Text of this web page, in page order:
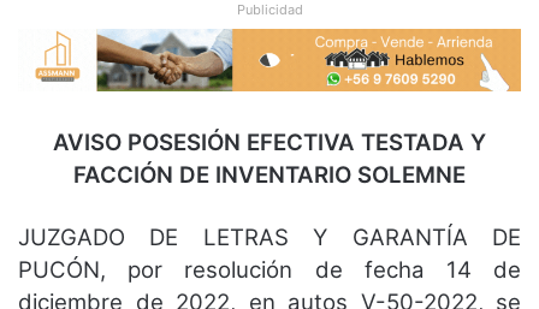
Publicidad
AVISO POSESIÓN EFECTIVA TESTADA Y
FACCIÓN DE INVENTARIO SOLEMNE
JUZGADO DE LETRAS Y GARANTÍA DE
PUCÓN, por resolución de fecha 14 de
diciembre de 2022, en autos V­-50-­2022, se